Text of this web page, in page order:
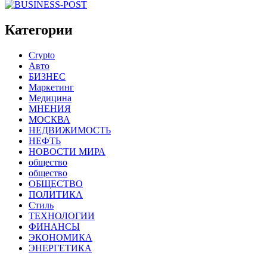
Категории
Crypto
Авто
БИЗНЕС
Маркетинг
Медицина
МНЕНИЯ
МОСКВА
НЕДВИЖИМОСТЬ
НЕФТЬ
НОВОСТИ МИРА
общество
общество
ОБЩЕСТВО
ПОЛИТИКА
Стиль
ТЕХНОЛОГИИ
ФИНАНСЫ
ЭКОНОМИКА
ЭНЕРГЕТИКА